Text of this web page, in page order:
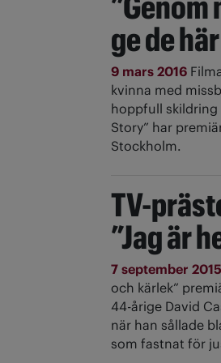
ge de
9 mars 2016
kvinna med
hoppfull skildring
Story” har
Stockholm.
TV-
”Jag är
7 september 2015
och kärlek”
44-årige David
när han sållade
som fastnat för